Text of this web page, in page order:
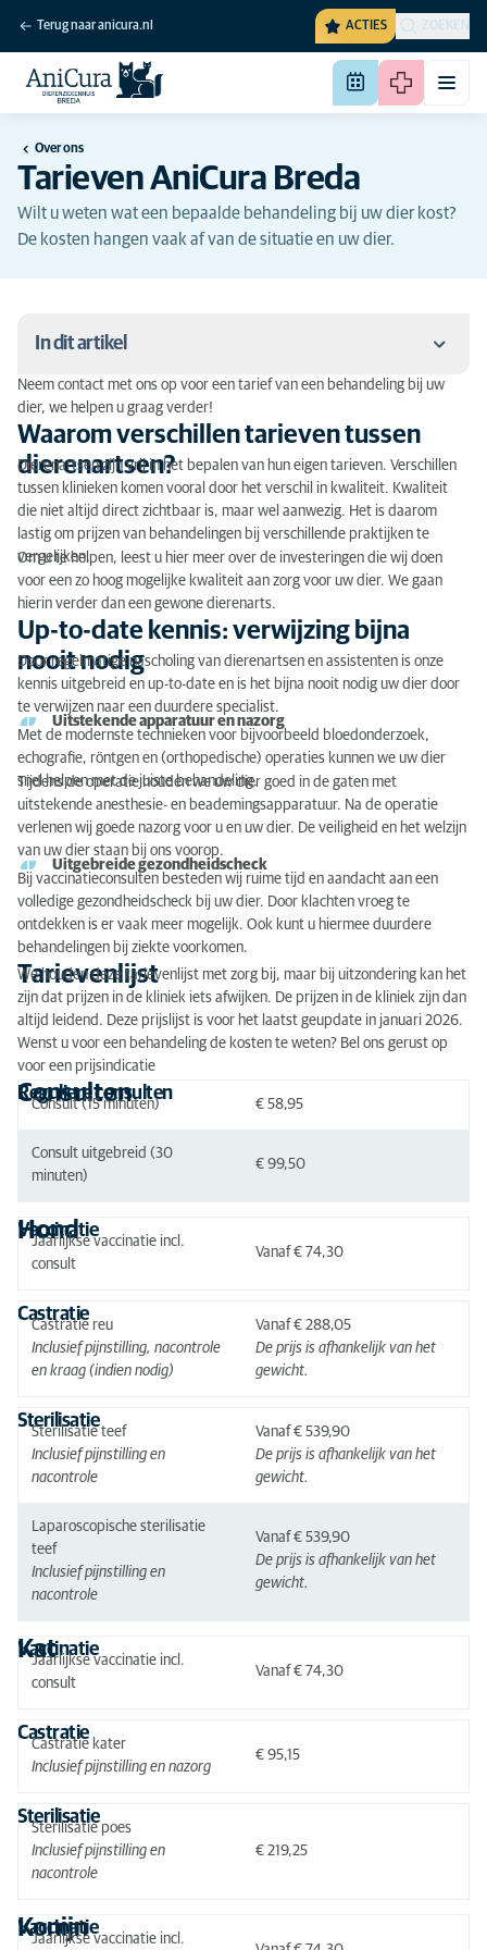
Terug naar anicura.nl ACTIES ZOEKEN
Over ons
Tarieven AniCura Breda
Wilt u weten wat een bepaalde behandeling bij uw dier kost?
De kosten hangen vaak af van de situatie en uw dier.
In dit artikel
Waarom verschillen tarieven tussen dierenartsen?
Up-to-date kennis: verwijzing bijna nooit nodig
Tarievenlijst
Consulten
Hond
Kat
Konijn
Onderzoeken
Huisdierverzekering voor onverwachte zorgkosten
Bredapas
Neem contact met ons op voor een tarief van een behandeling bij uw
dier, we helpen u graag verder!
Waarom verschillen tarieven tussen
dierenartsen?
Dierenartsen zijn vrij in het bepalen van hun eigen tarieven. Verschillen
tussen klinieken komen vooral door het verschil in kwaliteit. Kwaliteit
die niet altijd direct zichtbaar is, maar wel aanwezig. Het is daarom
lastig om prijzen van behandelingen bij verschillende praktijken te
vergelijken.
Om u te helpen, leest u hier meer over de investeringen die wij doen
voor een zo hoog mogelijke kwaliteit aan zorg voor uw dier. We gaan
hierin verder dan een gewone dierenarts.
Up-to-date kennis: verwijzing bijna
nooit nodig
Door regelmatige nascholing van dierenartsen en assistenten is onze
kennis uitgebreid en up-to-date en is het bijna nooit nodig uw dier door
te verwijzen naar een duurdere specialist.
Uitstekende apparatuur en nazorg
Met de modernste technieken voor bijvoorbeeld bloedonderzoek,
echografie, röntgen en (orthopedische) operaties kunnen we uw dier
snel helpen met de juiste behandeling.
Tijdens de operatie houden we uw dier goed in de gaten met
uitstekende anesthesie- en beademingsapparatuur. Na de operatie
verlenen wij goede nazorg voor u en uw dier. De veiligheid en het welzijn
van uw dier staan bij ons voorop.
Uitgebreide gezondheidscheck
Bij vaccinatieconsulten besteden wij ruime tijd en aandacht aan een
volledige gezondheidscheck bij uw dier. Door klachten vroeg te
ontdekken is er vaak meer mogelijk. Ook kunt u hiermee duurdere
behandelingen bij ziekte voorkomen.
Tarievenlijst
We houden deze tarievenlijst met zorg bij, maar bij uitzondering kan het
zijn dat prijzen in de kliniek iets afwijken. De prijzen in de kliniek zijn dan
altijd leidend. Deze prijslijst is voor het laatst geupdate in januari 2026.
Wenst u voor een behandeling de kosten te weten? Bel ons gerust op
voor een prijsindicatie
Consulten
Reguliere consulten
Consult (15 minuten) € 58,95
Consult uitgebreid (30
minuten)
€ 99,50
Hond
Vaccinatie
Jaarlijkse vaccinatie incl.
consult
Vanaf € 74,30
Castratie
Castratie reu
Inclusief pijnstilling, nacontrole
en kraag (indien nodig)
Vanaf € 288,05
De prijs is afhankelijk van het
gewicht.
Sterilisatie
Sterilisatie teef
Inclusief pijnstilling en
nacontrole
Vanaf € 539,90
De prijs is afhankelijk van het
gewicht.
Laparoscopische sterilisatie
teef
Inclusief pijnstilling en
nacontrole
Vanaf € 539,90
De prijs is afhankelijk van het
gewicht.
Kat
Vaccinatie
Jaarlijkse vaccinatie incl.
consult
Vanaf € 74,30
Castratie
Castratie kater
Inclusief pijnstilling en nazorg
€ 95,15
Sterilisatie
Sterilisatie poes
Inclusief pijnstilling en
nacontrole
€ 219,25
Konijn
Vaccinatie
Jaarlijkse vaccinatie incl.